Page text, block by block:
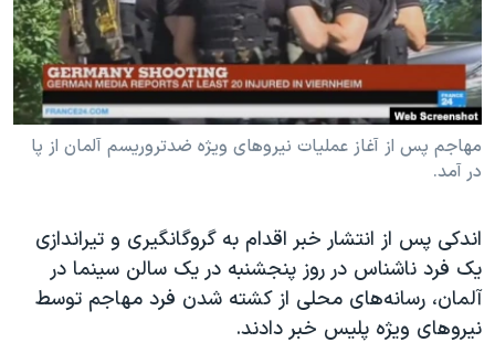
فرهنگ و زندگی
حقوق شهروندی
اقتصادی
علم و فناوری
اسرائیل در جنگ
آرشیو پخش زنده
مستندها
انتخابات ریاست جمهوری آمریکا ۲۰۲۴
حمله جمهوری اسلامی به اسرائیل
رمز مهسا
ورزش زنان در ایران
مجموعه مستندهای دادخواهی
تریبونال مردمی آبان ۹۸
دادگاه حمید نوری
دنبال کنید
زبانهای مختلف
مهاجم پس از آغاز عملیات نیروهای ویژه ضدتروریسم آلمان از پا
در آمد.
اندکی پس از انتشار خبر اقدام به گروگانگیری و تیراندازی
یک فرد ناشناس در روز پنجشنبه در یک سالن سینما در
آلمان، رسانه‌های محلی از کشته شدن فرد مهاجم توسط
نیروهای ویژه پلیس خبر دادند.